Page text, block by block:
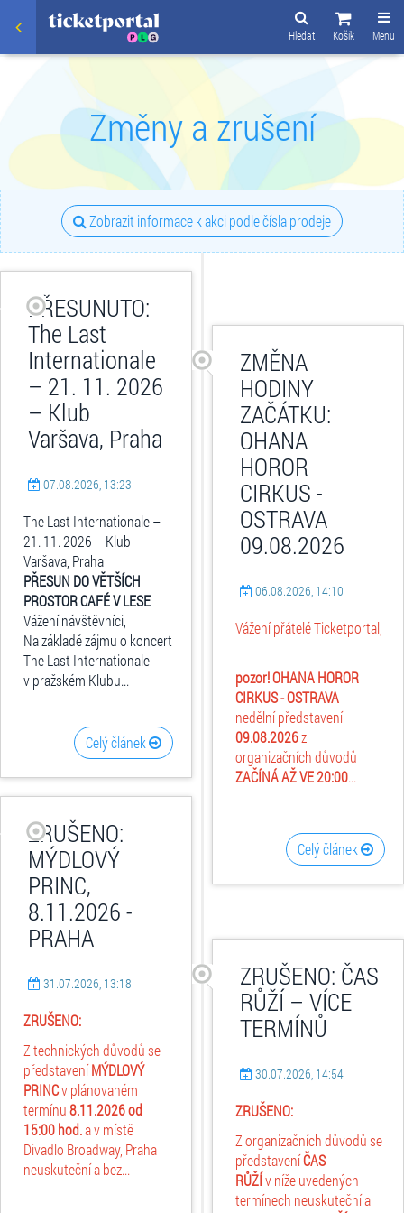
Menu
Košík
Hledat
Změny a zrušení
Zobrazit informace k akci podle čísla prodeje
PŘESUNUTO:
The Last
Internationale
– 21. 11. 2026
– Klub
Varšava, Praha
07.08.2026, 13:23
The Last Internationale –
21. 11. 2026 – Klub
Varšava, Praha
PŘESUN DO VĚTŠÍCH
PROSTOR CAFÉ V LESE
Vážení návštěvníci,
Na základě zájmu o koncert
The Last Internationale
v pražském Klubu...
Celý článek
ZMĚNA
HODINY
ZAČÁTKU:
OHANA
HOROR
CIRKUS -
OSTRAVA
09.08.2026
06.08.2026, 14:10
Vážení přátelé Ticketportal,
pozor! OHANA HOROR
CIRKUS - OSTRAVA
nedělní představení
09.08.2026z
organizačních důvodů
ZAČÍNÁ AŽ VE 20:00...
Celý článek
ZRUŠENO:
MÝDLOVÝ
PRINC,
8.11.2026 -
PRAHA
31.07.2026, 13:18
ZRUŠENO:
Z technických důvodů se
představeníMÝDLOVÝ
PRINCv plánovaném
termínu8.11.2026od
15:00 hod.a v místě
Divadlo Broadway, Praha
neuskuteční a bez...
ZRUŠENO: ČAS
RŮŽÍ – VÍCE
TERMÍNŮ
30.07.2026, 14:54
ZRUŠENO:
Z organizačních důvodů se
představeníČAS
RŮŽÍv níže uvedených
termínech neuskuteční a